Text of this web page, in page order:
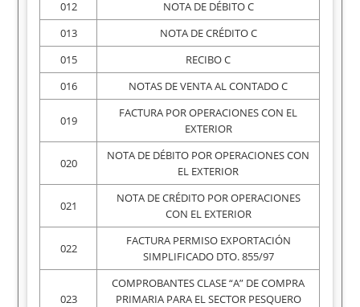
012
NOTA DE DÉBITO C
013
NOTA DE CRÉDITO C
015
RECIBO C
016
NOTAS DE VENTA AL CONTADO C
019
FACTURA POR OPERACIONES CON EL
EXTERIOR
020
NOTA DE DÉBITO POR OPERACIONES CON
EL EXTERIOR
021
NOTA DE CRÉDITO POR OPERACIONES
CON EL EXTERIOR
022
FACTURA PERMISO EXPORTACIÓN
SIMPLIFICADO DTO. 855/97
023
COMPROBANTES CLASE “A” DE COMPRA
PRIMARIA PARA EL SECTOR PESQUERO